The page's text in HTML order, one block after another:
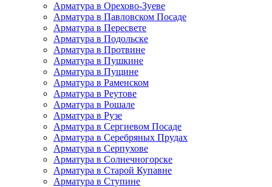
Арматура в Орехово-Зуеве
Арматура в Павловском Посаде
Арматура в Пересвете
Арматура в Подольске
Арматура в Протвине
Арматура в Пушкине
Арматура в Пущине
Арматура в Раменском
Арматура в Реутове
Арматура в Рошале
Арматура в Рузе
Арматура в Сергиевом Посаде
Арматура в Серебряных Прудах
Арматура в Серпухове
Арматура в Солнечногорске
Арматура в Старой Купавне
Арматура в Ступине